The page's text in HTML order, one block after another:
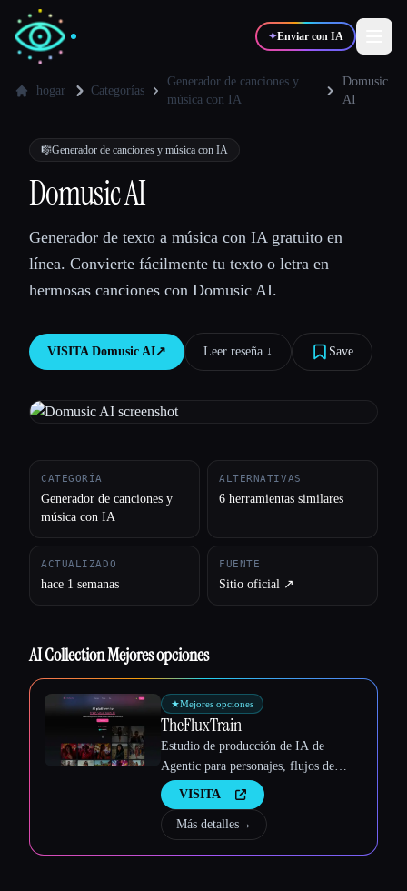
✦Enviar con IA
💻Desarrolladores
🎓Estudiantes 🎬Creadores
Blog
Comparar herramientas
Acerca de
hogar Categorías
Generador de canciones y
música con IA
Domusic
AI
🎼Generador de canciones y música con IA
Domusic AI
Generador de texto a música con IA gratuito en
línea. Convierte fácilmente tu texto o letra en
hermosas canciones con Domusic AI.
VISITA Domusic AI↗︎ Leer reseña ↓︎ Save
CATEGORÍA
Generador de canciones y
música con IA
ALTERNATIVAS
6 herramientas similares
ACTUALIZADO
hace 1 semanas
FUENTE
Sitio oficial ↗︎
AI Collection Mejores opciones
★Mejores opciones
TheFluxTrain
Estudio de producción de IA de
Agentic para personajes, flujos de
trabajo y vídeos coherentes
VISITA
Más detalles→